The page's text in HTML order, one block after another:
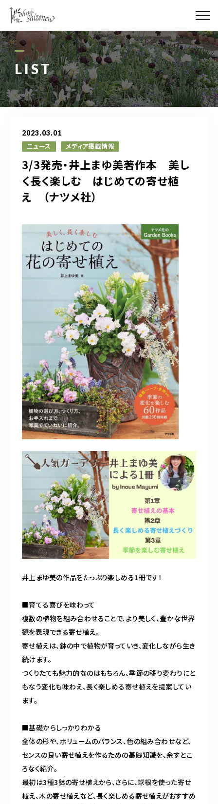
LIST
2023.03.01
ニュース メディア掲載情報
3/3発売・井上まゆ美著作本 美し
く長く楽しむ はじめての寄せ植
え （ナツメ社）
井上まゆ美の作品をたっぷり楽しめる1冊です！
■育てる喜びを味わって
複数の植物を組み合わせることで、より美しく、豊かな世界
観を表現できる寄せ植え。
寄せ植えは、鉢の中で植物が育っていき、変化しながら生き
続けます。
つくりたても魅力的なのはもちろん、季節の移り変わりにと
もなう変化も味わえ、長く楽しめる寄せ植えを提案してい
ます。
■基礎からしっかりわかる
全体の形や、ボリュームのバランス、色の組み合わせなど、
センスの良い寄せ植えを作るための基礎知識を、余すとこ
ろなく紹介。
最初は3種3鉢の寄せ植えから、さらに、球根を使った寄せ
植え、木の寄せ植えなど、長く楽しめる寄せ植えがおすすめ
メディア
街の緑化
造園施工
講座予約カレンダー
ネットショップ
YouTube
造園/施工専用HP
070-5587-2973
営業時間 10：00～16：00
お問い合わせはこちら